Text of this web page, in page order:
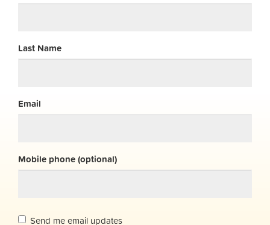
Last Name
Email
Mobile phone (optional)
Send me email updates